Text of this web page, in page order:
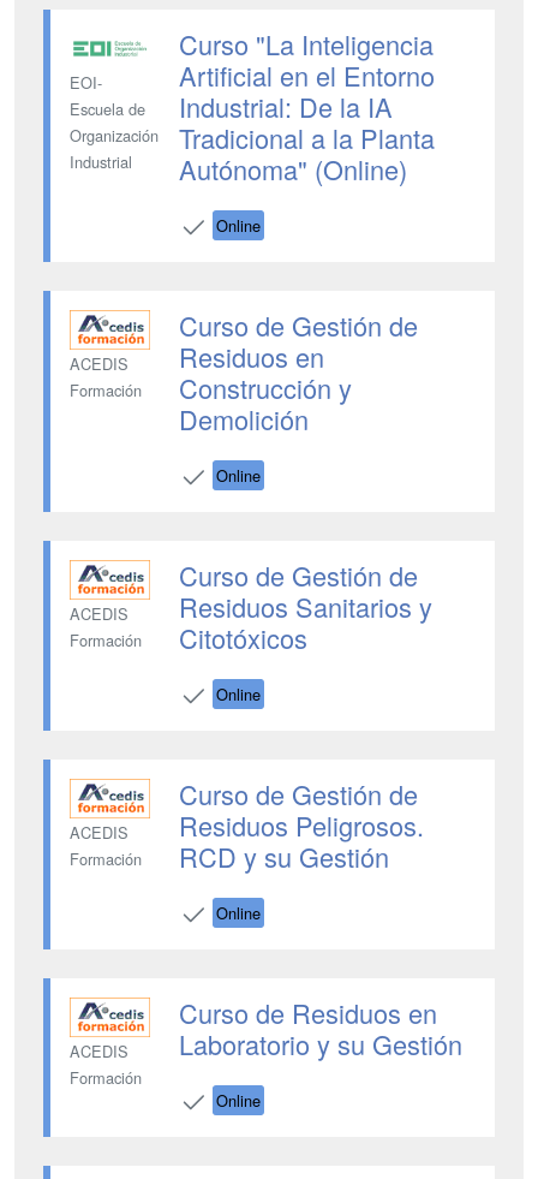
EOI-
Escuela de
Organización
Industrial
Curso "La Inteligencia
Artificial en el Entorno
Industrial: De la IA
Tradicional a la Planta
Autónoma" (Online)
Online
ACEDIS
Formación
Curso de Gestión de
Residuos en
Construcción y
Demolición
Online
ACEDIS
Formación
Curso de Gestión de
Residuos Sanitarios y
Citotóxicos
Online
ACEDIS
Formación
Curso de Gestión de
Residuos Peligrosos.
RCD y su Gestión
Online
ACEDIS
Formación
Curso de Residuos en
Laboratorio y su Gestión
Online